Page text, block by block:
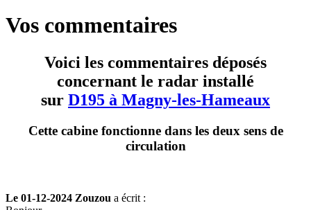
Vos commentaires
Voici les commentaires déposés
concernant le radar installé
sur D195 à Magny-les-Hameaux
Cette cabine fonctionne dans les deux sens de
circulation
Le 01-12-2024 Zouzou a écrit :